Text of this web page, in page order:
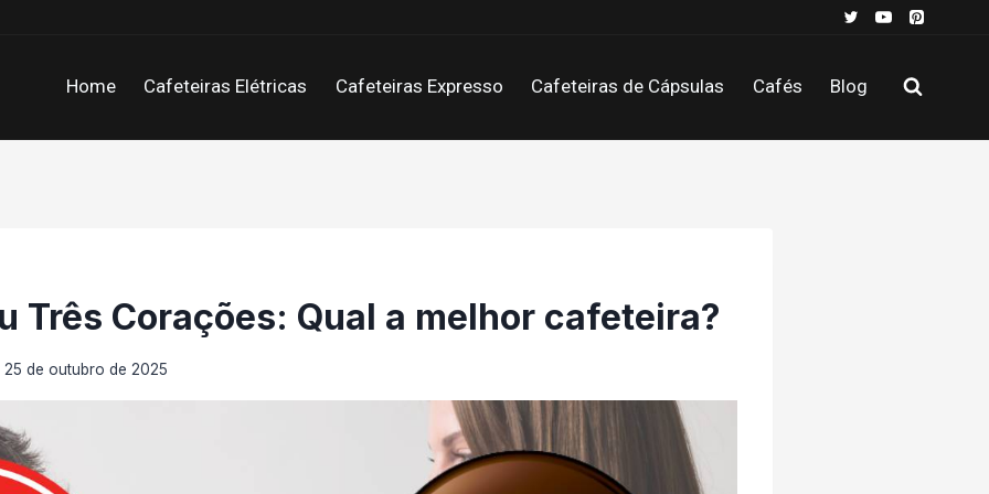
Home Cafeteiras Elétricas Cafeteiras Expresso Cafeteiras de Cápsulas Cafés Blog
Três Corações: Qual a melhor cafeteira?
25 de outubro de 2025